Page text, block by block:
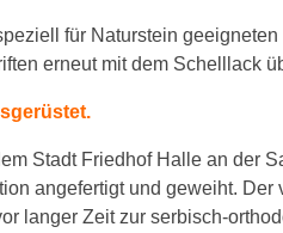
für Naturstein
erneut mit dem Schelllack
Stadt Friedhof Halle an der
angefertigt und geweiht. Der
langer Zeit zur serbisch-